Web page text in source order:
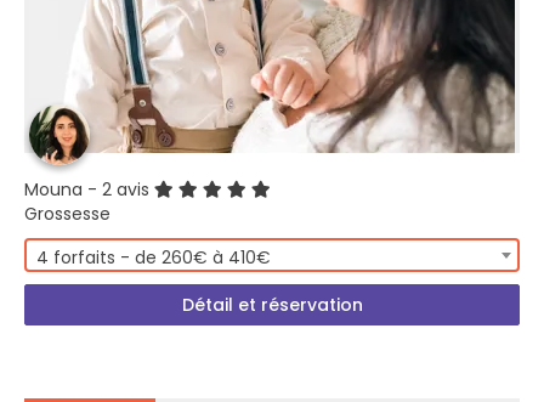
Mouna - 2 avis
Grossesse
4 forfaits - de 260€ à 410€
Détail et réservation